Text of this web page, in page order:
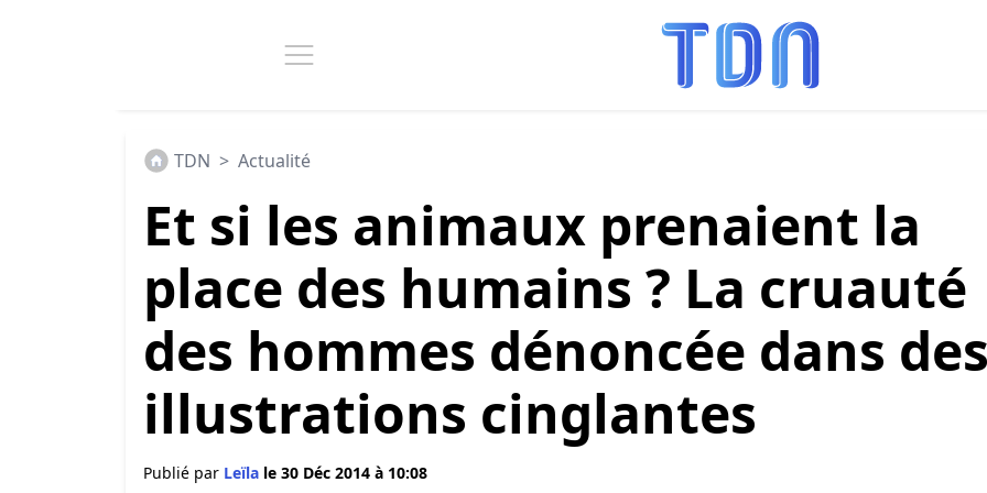
TDN > Actualité
Et si les animaux prenaient la
place des humains ? La cruauté
des hommes dénoncée dans
illustrations cinglantes
Publié par Leïla le 30 Déc 2014 à 10:08